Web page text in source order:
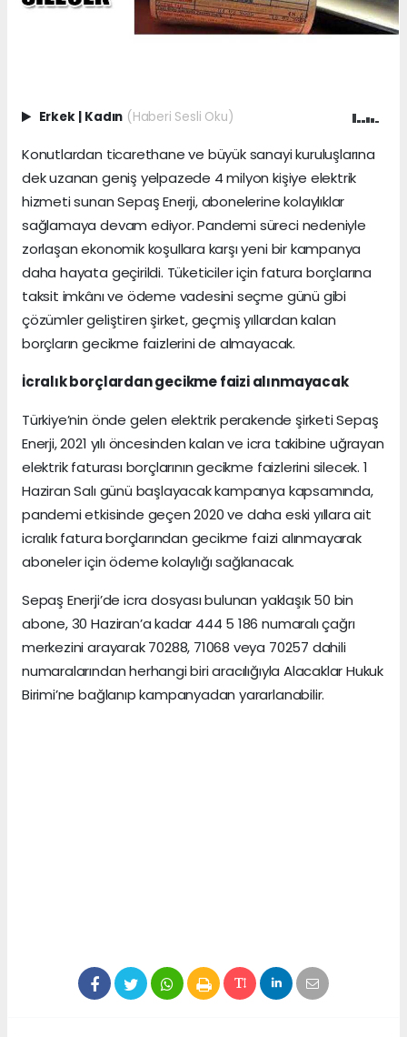
Erkek | Kadın (Haberi Sesli Oku)
Konutlardan ticarethane ve büyük sanayi kuruluşlarına
dek uzanan geniş yelpazede 4 milyon kişiye elektrik
hizmeti sunan Sepaş Enerji, abonelerine kolaylıklar
sağlamaya devam ediyor. Pandemi süreci nedeniyle
zorlaşan ekonomik koşullara karşı yeni bir kampanya
daha hayata geçirildi. Tüketiciler için fatura borçlarına
taksit imkânı ve ödeme vadesini seçme günü gibi
çözümler geliştiren şirket, geçmiş yıllardan kalan
borçların gecikme faizlerini de almayacak.
İcralık borçlardan gecikme faizi alınmayacak
Türkiye’nin önde gelen elektrik perakende şirketi Sepaş
Enerji, 2021 yılı öncesinden kalan ve icra takibine uğrayan
elektrik faturası borçlarının gecikme faizlerini silecek. 1
Haziran Salı günü başlayacak kampanya kapsamında,
pandemi etkisinde geçen 2020 ve daha eski yıllara ait
icralık fatura borçlarından gecikme faizi alınmayarak
aboneler için ödeme kolaylığı sağlanacak.
Sepaş Enerji’de icra dosyası bulunan yaklaşık 50 bin
abone, 30 Haziran’a kadar 444 5 186 numaralı çağrı
merkezini arayarak 70288, 71068 veya 70257 dahili
numaralarından herhangi biri aracılığıyla Alacaklar Hukuk
Birimi’ne bağlanıp kampanyadan yararlanabilir.